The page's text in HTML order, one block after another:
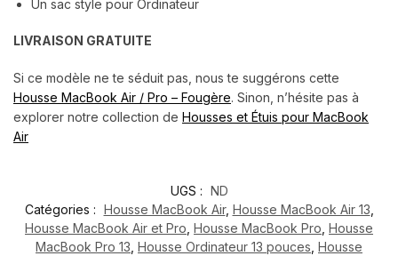
Un sac style pour Ordinateur
LIVRAISON GRATUITE
Si ce modèle ne te séduit pas, nous te suggérons cette
Housse MacBook Air / Pro – Fougère. Sinon, n’hésite pas à
explorer notre collection de Housses et Étuis pour MacBook
Air
UGS : ND
Catégories : Housse MacBook Air, Housse MacBook Air 13
Housse MacBook Air et Pro Housse MacBook Pro Housse
MacBook Pro 13 Housse Ordinateur 13 pouces Housse